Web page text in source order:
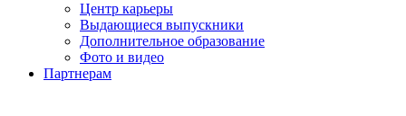
Центр карьеры
Выдающиеся выпускники
Дополнительное образование
Фото и видео
Партнерам